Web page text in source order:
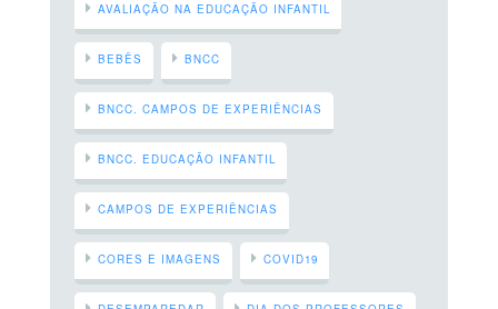
AVALIAÇÃO NA EDUCAÇÃO INFANTIL
BEBÊS BNCC
BNCC. CAMPOS DE EXPERIÊNCIAS
BNCC. EDUCAÇÃO INFANTIL
CAMPOS DE EXPERIÊNCIAS
CORES E IMAGENS COVID19